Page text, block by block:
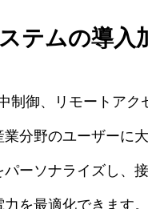
テムの導入
制御、リモートア
分野のユーザーに
ーソナライズし、
を最適化できます